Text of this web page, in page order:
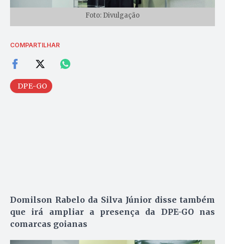
Foto: Divulgação
COMPARTILHAR
DPE-GO
Domilson Rabelo da Silva Júnior disse também
que irá ampliar a presença da DPE-GO nas
comarcas goianas